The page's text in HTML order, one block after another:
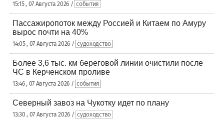
15:15 , 07 Августа 2026 / события
Пассажиропоток между Россией и Китаем по Амуру
вырос почти на 40%
14:05 , 07 Августа 2026 / судоходство
Более 3,6 тыс. км береговой линии очистили после
ЧС в Керченском проливе
13:46 , 07 Августа 2026 / события
Северный завоз на Чукотку идет по плану
13:30 , 07 Августа 2026 / судоходство